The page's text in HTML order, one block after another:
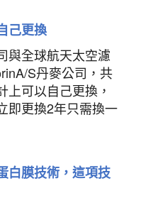
己更換
與全球航天太空濾
S丹麥公司，共
上可以自己更換，
即更換2年只需換一
白膜技術，這項技